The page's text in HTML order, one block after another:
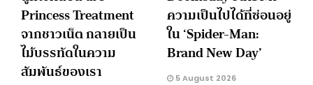
Princess Treatment
จากชาวเน็ต กลายเป็น
ไม้บรรทัดในความ
สัมพันธ์ของเรา
ความเป็นไปได้ที่ซ่อนอยู่
ใน ‘Spider-Man:
Brand New Day’
5 August 2026